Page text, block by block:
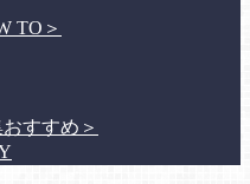
TO＞
おすすめ＞